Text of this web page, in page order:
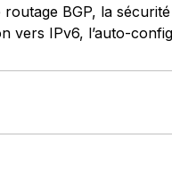
BGP, la
vers IPv6, l’auto-